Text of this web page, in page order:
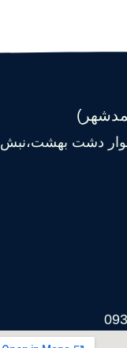
دشت بهشت،نبش